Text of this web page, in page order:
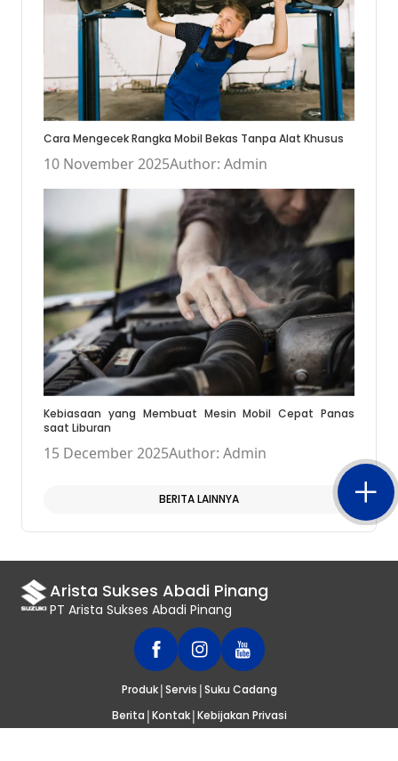
Cara Mengecek Rangka Mobil Bekas Tanpa Alat Khusus
10 November 2025Author: Admin
Kebiasaan yang Membuat Mesin Mobil Cepat Panas
saat Liburan
15 December 2025Author: Admin
BERITA LAINNYA
Arista Sukses Abadi Pinang
PT Arista Sukses Abadi Pinang
Produk|Servis |Suku Cadang
Berita |Kontak|Kebijakan Privasi